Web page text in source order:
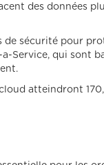
des données
de sécurité pour
Service, qui sont
atteindront